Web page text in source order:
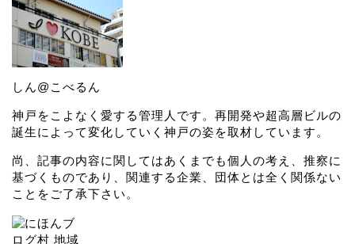
しん@こべるん
神戸をこよなく愛する管理人です。再開発や超高層ビルの
誕生によって変化していく神戸の姿を取材しています。
尚、記事の内容に関してはあくまでも個人の考え、推察に
基づくものであり、関連する企業、団体とは全く関係ない
ことをご了承下さい。